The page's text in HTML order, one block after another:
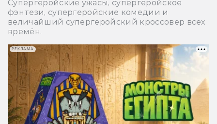
Супергеройские ужасы, супергеройское
фэнтези, супергеройские комедии и
величайший супергеройский кроссовер всех
времён.
РЕКЛАМА